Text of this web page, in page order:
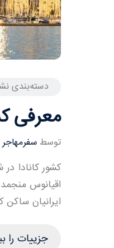
دسته‌بندی
معرفی
توسط سفرمهاجر
ایرانیان ساکن کانادا حدود ۴۰۰
جزییات را